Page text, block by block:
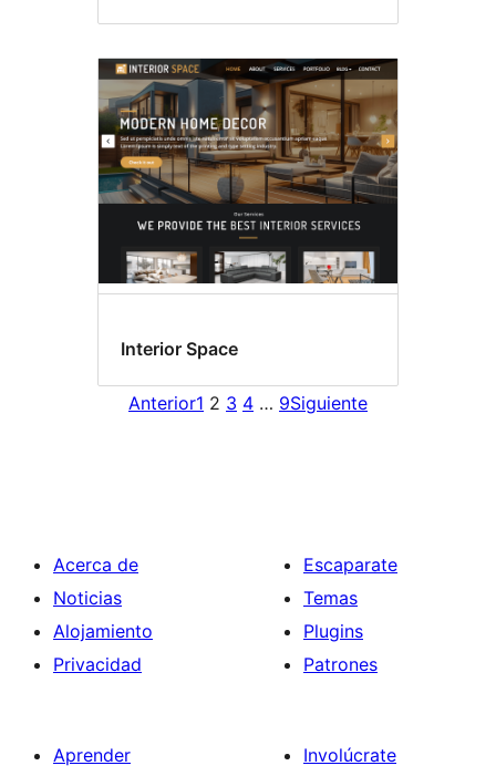
Interior Space
Anterior1 2 3 4 … 9Siguiente
Acerca de
Noticias
Alojamiento
Privacidad
Escaparate
Temas
Plugins
Patrones
Aprender
Involúcrate